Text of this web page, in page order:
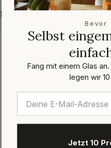
Unsere
Keines, wirklich keines,
Schaden genommen
Trusted Shops · März 2026
„Ich habe Vorratsgläser mit
Bügelverschluss bestellt. Es
gut verpackt gewesen, dass
Bevor
Selbst
Fang mit einem Glas
legen wir
Jetzt 10